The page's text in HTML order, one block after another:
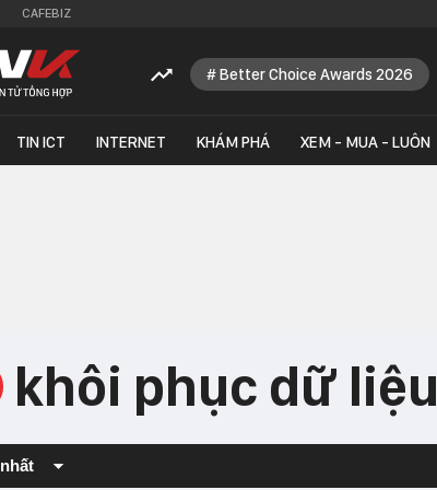
CAFEBIZ
Better Choice Awards 2026
TIN ICT INTERNET KHÁM PHÁ XEM - MUA - LUÔN
khôi phục dữ liệu